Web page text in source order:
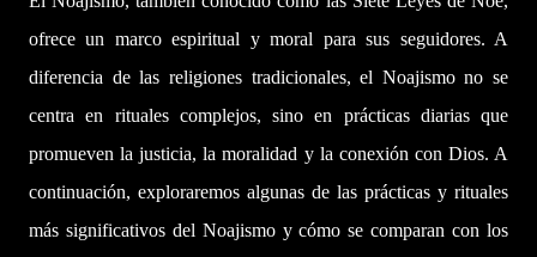
ofrece un marco espiritual y moral para sus seguidores. A
diferencia de las religiones tradicionales, el Noajismo no se
centra en rituales complejos, sino en prácticas diarias que
promueven la justicia, la moralidad y la conexión con Dios. A
continuación, exploraremos algunas de las prácticas y rituales
más significativos del Noajismo y cómo se comparan con los